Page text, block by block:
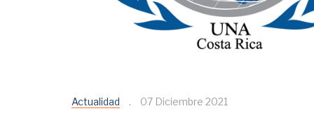
Actualidad 07 Diciembre 2021